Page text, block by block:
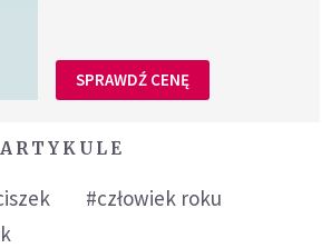
SPRAWDŹ CENĘ
#człowiek roku